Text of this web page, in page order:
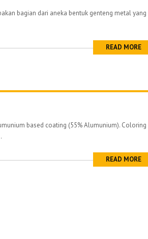
bagian dari aneka bentuk genteng metal yang
READ MORE
based coating (55% Alumunium). Coloring
READ MORE